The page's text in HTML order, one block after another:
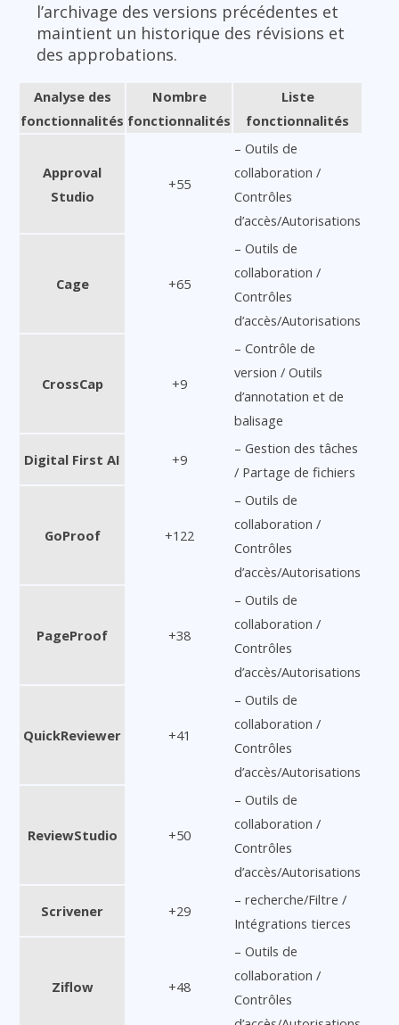
l’archivage des versions précédentes et
maintient un historique des révisions et
des approbations.
Analyse des
fonctionnalités
Nombre
fonctionnalités
Liste
fonctionnalités
Approval
Studio
+55
– Outils de
collaboration /
Contrôles
d’accès/Autorisations
Cage +65
– Outils de
collaboration /
Contrôles
d’accès/Autorisations
CrossCap +9
– Contrôle de
version / Outils
d’annotation et de
balisage
Digital First AI +9
– Gestion des tâches
/ Partage de fichiers
GoProof +122
– Outils de
collaboration /
Contrôles
d’accès/Autorisations
PageProof +38
– Outils de
collaboration /
Contrôles
d’accès/Autorisations
QuickReviewer +41
– Outils de
collaboration /
Contrôles
d’accès/Autorisations
ReviewStudio +50
– Outils de
collaboration /
Contrôles
d’accès/Autorisations
Scrivener +29
– recherche/Filtre /
Intégrations tierces
Ziflow +48
– Outils de
collaboration /
Contrôles